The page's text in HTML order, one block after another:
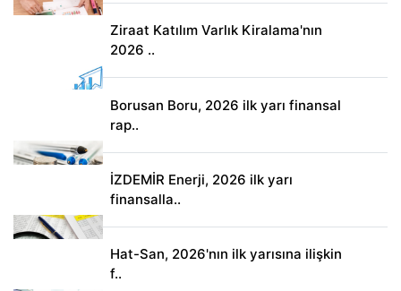
Ziraat Katılım Varlık Kiralama'nın
2026 ..
Borusan Boru, 2026 ilk yarı finansal
rap..
İZDEMİR Enerji, 2026 ilk yarı
finansalla..
Hat-San, 2026'nın ilk yarısına ilişkin
f..